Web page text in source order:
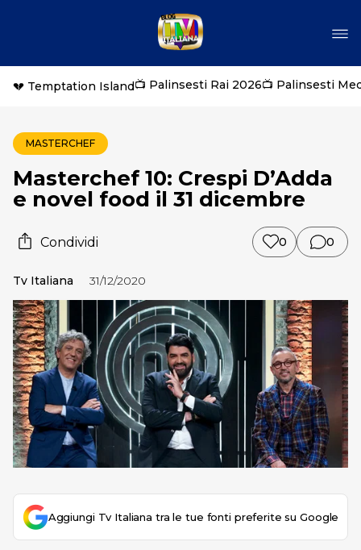
💔 Temptation Island📺 Palinsesti Rai 2026📺 Palinsesti
MASTERCHEF
Masterchef 10: Crespi D’Adda
e novel food il 31 dicembre
Condividi 0 0
Tv Italiana 31/12/2020
Aggiungi Tv Italiana tra le tue fonti preferite su Google